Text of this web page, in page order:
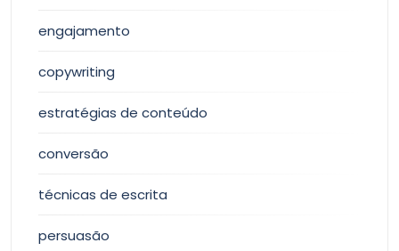
engajamento
copywriting
estratégias de conteúdo
conversão
técnicas de escrita
persuasão